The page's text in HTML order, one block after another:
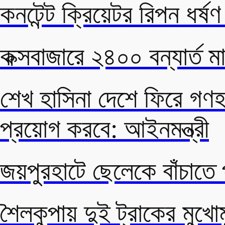
কনটেন্ট ক্রিয়েটর রিপন
কক্সবাজারে ২৪০০
শেখ হাসিনা দেশে ফিরে
প্রয়োগ করবে: আইনমন্ত্রী
জয়পুরহাটে ছেলেকে
শৈলকুপায় দুই ট্রাকের